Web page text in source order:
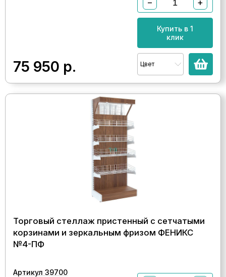
75 950 р.
− +
Купить в 1
клик
Цвет
Торговый стеллаж пристенный с сетчатыми
корзинами и зеркальным фризом ФЕНИКС
№4-ПФ
Артикул 39700